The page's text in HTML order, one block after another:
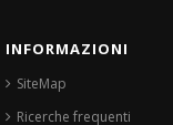
INFORMAZIONI
SiteMap
Ricerche frequenti